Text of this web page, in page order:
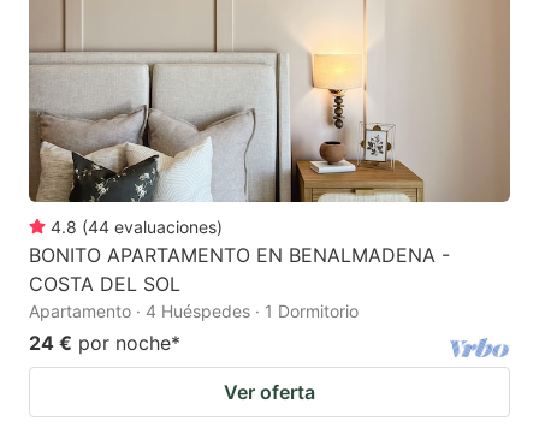
4.8 (44 evaluaciones)
BONITO APARTAMENTO EN BENALMADENA -
COSTA DEL SOL
Apartamento · 4 Huéspedes · 1 Dormitorio
24 € por noche*
Ver oferta